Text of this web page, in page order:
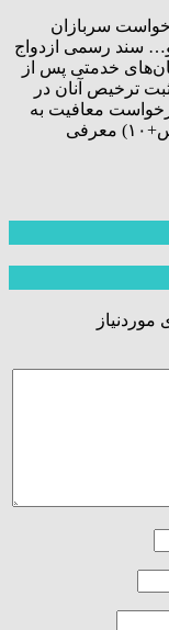
سربازان
سند رسمی ازدواج
خدمتی پس از
ترخیص آنان در
معافیت به
یکی از دفاتر خدمات الکترونیک انتظامی (پلیس+۱۰) معرفی